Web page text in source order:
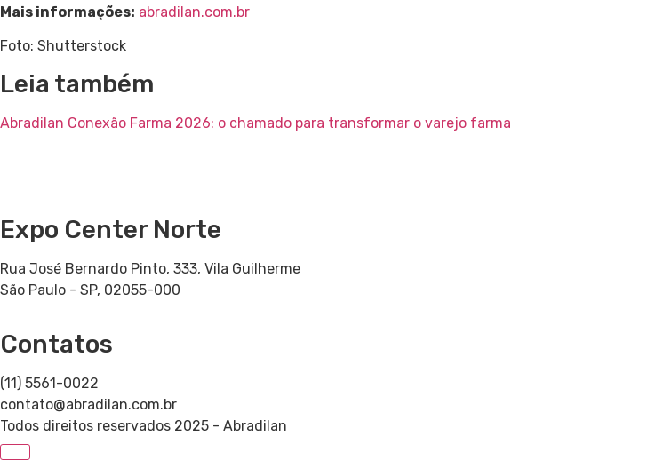
Mais informações: abradilan.com.br
Foto: Shutterstock
Leia também
Abradilan Conexão Farma 2026: o chamado para transformar o varejo farma
Expo Center Norte
Rua José Bernardo Pinto, 333, Vila Guilherme
São Paulo - SP, 02055-000
Contatos
(11) 5561-0022
contato@abradilan.com.br
Todos direitos reservados 2025 - Abradilan